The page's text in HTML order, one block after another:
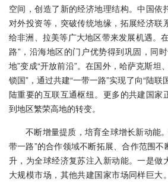
空间，创造了新的经济地理结构。中国依
对外投资等，突破传统地缘，拓展经济联
给非洲、拉美等广大地区带来发展机遇。
路”，沿海地区的门户优势得到巩固，同
地”变成“开放前沿”。在国外，哈萨克斯坦
锁国”，通过共建“一带一路”实现了向“陆联
陆重要的互联互通枢纽。更多的共建国家
到地区繁荣高地的转变。
不断增量提质，培育全球增长新动能
带一路”的合作领域不断拓展、合作范围
升，为全球经济复苏注入新动能。一是做
大规模市场，其他共建国家市场同样巨大